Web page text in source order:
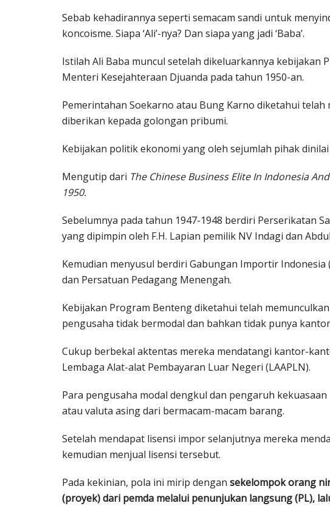
Sebab kehadirannya seperti semacam sandi untuk
koncoisme. Siapa ‘Ali’-nya? Dan siapa yang jadi ‘Baba’.
Istilah Ali Baba muncul setelah dikeluarkannya kebijakan
Menteri Kesejahteraan Djuanda pada tahun 1950-an.
Pemerintahan Soekarno atau Bung Karno diketahui
diberikan kepada golongan pribumi.
Kebijakan politik ekonomi yang oleh sejumlah pihak
Mengutip dari The Chinese Business Elite In Indonesia
1950.
Sebelumnya pada tahun 1947-1948 berdiri Perserikatan
yang dipimpin oleh F.H. Lapian pemilik NV Indagi dan
Kemudian menyusul berdiri Gabungan Importir Indonesia
dan Persatuan Pedagang Menengah.
Kebijakan Program Benteng diketahui telah
pengusaha tidak bermodal dan bahkan tidak punya
Cukup berbekal aktentas mereka mendatangi kantor-
Lembaga Alat-alat Pembayaran Luar Negeri (LAAPLN).
Para pengusaha modal dengkul dan pengaruh
atau valuta asing dari bermacam-macam barang.
Setelah mendapat lisensi impor selanjutnya mereka
kemudian menjual lisensi tersebut.
Pada kekinian, pola ini mirip dengan sekelompok orang
(proyek) dari pemda melalui penunjukan langsung (PL),